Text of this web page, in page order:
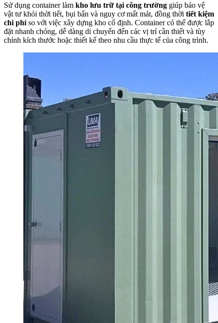
Sử dụng container làm kho lưu trữ tại công trường giúp bảo vệ
vật tư khỏi thời tiết, bụi bẩn và nguy cơ mất mát, đồng thời tiết kiệm
chi phíso với việc xây dựng kho cố định. Container có thể được lắp
đặt nhanh chóng, dễ dàng di chuyển đến các vị trí cần thiết và tùy
chỉnh kích thước hoặc thiết kế theo nhu cầu thực tế của công trình.